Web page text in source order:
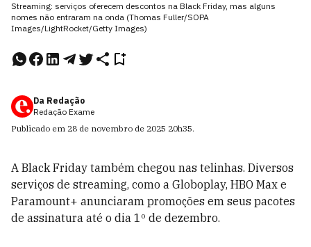
Streaming: serviços oferecem descontos na Black Friday, mas alguns
nomes não entraram na onda (Thomas Fuller/SOPA
Images/LightRocket/Getty Images)
Da Redação
Redação Exame
Publicado em 28 de novembro de 2025 20h35.
A Black Friday também chegou nas telinhas. Diversos
serviços de streaming, como a Globoplay, HBO Max e
Paramount+ anunciaram promoções em seus pacotes
de assinatura até o dia 1º de dezembro.